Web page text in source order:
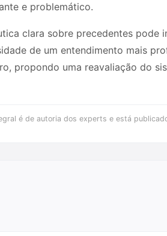
e problemático.
clara sobre precedentes pode
de um entendimento mais
propondo uma reavaliação do
é de autoria dos experts e está